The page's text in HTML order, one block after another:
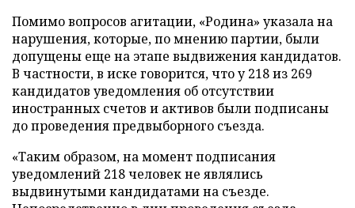
Помимо вопросов агитации, «Родина» указала на
нарушения, которые, по мнению партии, были
допущены еще на этапе выдвижения кандидатов.
В частности, в иске говорится, что у 218 из 269
кандидатов уведомления об отсутствии
иностранных счетов и активов были подписаны
до проведения предвыборного съезда.
«Таким образом, на момент подписания
уведомлений 218 человек не являлись
выдвинутыми кандидатами на съезде.